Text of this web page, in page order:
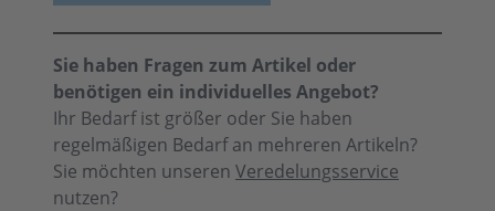
Sie haben Fragen zum Artikel oder
benötigen ein individuelles Angebot?
Ihr Bedarf ist größer oder Sie haben
regelmäßigen Bedarf an mehreren Artikeln?
Sie möchten unseren Veredelungsservice
nutzen?